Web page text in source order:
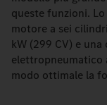
queste funzioni.
motore a sei
kW (299 CV) e
elettropneumatico
modo ottimale la